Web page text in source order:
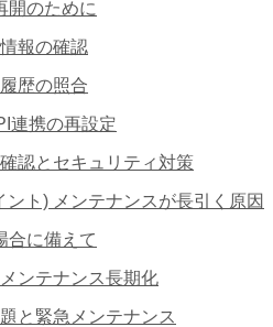
開のために
報の確認
歴の照合
連携の再設定
認とセキュリティ対策
ント) メンテナンスが長引く原因
合に備えて
ンテナンス長期化
と緊急メンテナンス